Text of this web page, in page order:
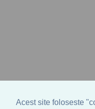
Acest site foloseste